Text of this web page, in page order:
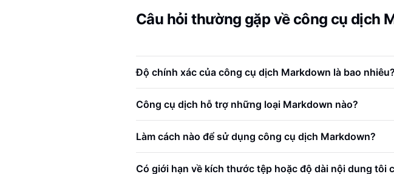
Câu hỏi thường gặp về công cụ dịch
Độ chính xác của công cụ dịch Markdown là bao nhiêu?
Công cụ dịch hỗ trợ những loại Markdown nào?
Làm cách nào để sử dụng công cụ dịch Markdown?
Có giới hạn về kích thước tệp hoặc độ dài nội dung tôi